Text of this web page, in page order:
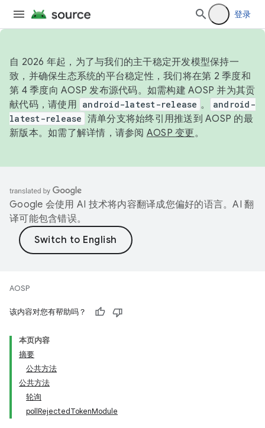
登录
自 2026 年起，为了与我们的主干稳定开发模型保持一
致，并确保生态系统的平台稳定性，我们将在第 2 季度和
第 4 季度向 AOSP 发布源代码。如需构建 AOSP 并为其贡
献代码，请使用 android-latest-release 。
android-
latest-release 清单分支将始终引用推送到 AOSP 的最
新版本。如需了解详情，请参阅 AOSP 变更。
Google 会使用 AI 技术将内容翻译成您偏好的语言。AI 翻
译可能包含错误。
AOSP
该内容对您有帮助吗？
本页内容
摘要
公共方法
公共方法
轮询
pollRejectedTokenModule